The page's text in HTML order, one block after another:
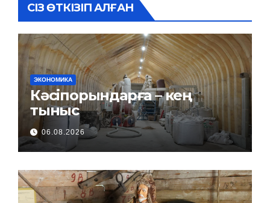
СІЗ ӨТКІЗІП АЛҒАН
ЭКОНОМИКА
Кәсіпорындарға – кең
тыныс
06.08.2026